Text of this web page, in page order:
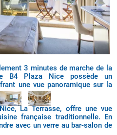
3 minutes de marche de la
B4 Plaza Nice possède un
une vue panoramique sur la
La Terrasse, offre une vue
française traditionnelle. En
avec un verre au bar-salon de